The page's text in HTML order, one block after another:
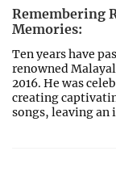
Remembering
Memories:
Ten years have
renowned
2016. He was
creating
songs, leaving